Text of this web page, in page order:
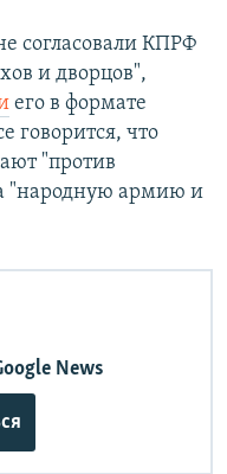
согласовали КПРФ
и дворцов",
его в формате
говорится, что
"против
"народную армию и
News